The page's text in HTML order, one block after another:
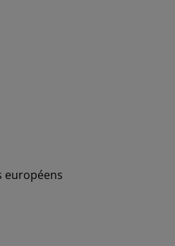
européens